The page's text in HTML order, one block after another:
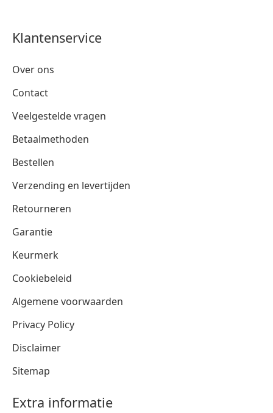
Klantenservice
Over ons
Contact
Veelgestelde vragen
Betaalmethoden
Bestellen
Verzending en levertijden
Retourneren
Garantie
Keurmerk
Cookiebeleid
Algemene voorwaarden
Privacy Policy
Disclaimer
Sitemap
Extra informatie